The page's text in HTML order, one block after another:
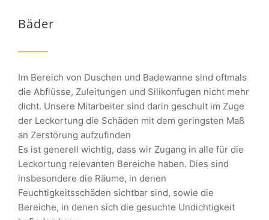
Bäder
Im Bereich von Duschen und Badewanne sind oftmals
die Abflüsse, Zuleitungen und Silikonfugen nicht mehr
dicht. Unsere Mitarbeiter sind darin geschult im Zuge
der Leckortung die Schäden mit dem geringsten Maß
an Zerstörung aufzufinden
Es ist generell wichtig, dass wir Zugang in alle für die
Leckortung relevanten Bereiche haben. Dies sind
insbesondere die Räume, in denen
Feuchtigkeitsschäden sichtbar sind, sowie die
Bereiche, in denen sich die gesuchte Undichtigkeit